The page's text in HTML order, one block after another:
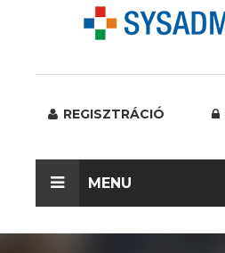
REGISZTRÁCIÓ
MENU